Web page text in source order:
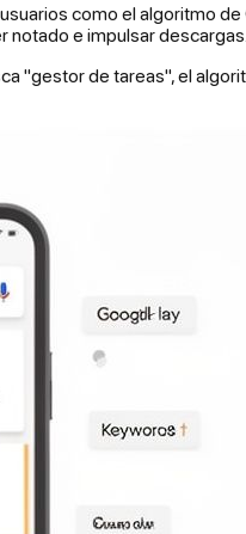
como el algoritmo
e impulsar descargas.
"gestor de tareas", el